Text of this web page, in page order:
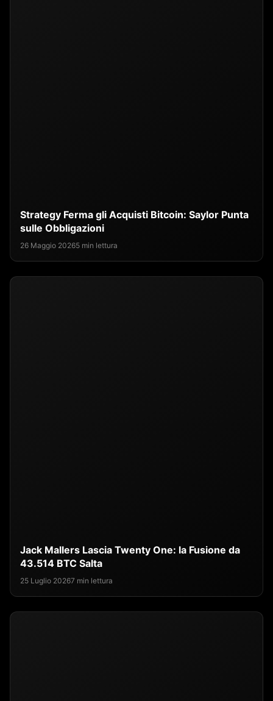
Strategy Ferma gli Acquisti Bitcoin: Saylor Punta
sulle Obbligazioni
26 Maggio 20265 min lettura
Jack Mallers Lascia Twenty One: la Fusione da
43.514 BTC Salta
25 Luglio 20267 min lettura